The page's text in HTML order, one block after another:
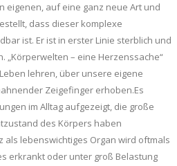
eigenen, auf eine ganz neue Art und
dass dieser komplexe
ist. Er ist in erster Linie sterblich und
„Körperwelten – eine Herzenssache“
lehren, über unsere eigene
Zeigefinger erhoben.Es
im Alltag aufgezeigt, die große
des Körpers haben
als lebenswichtiges Organ wird oftmals
erkrankt oder unter groß Belastung